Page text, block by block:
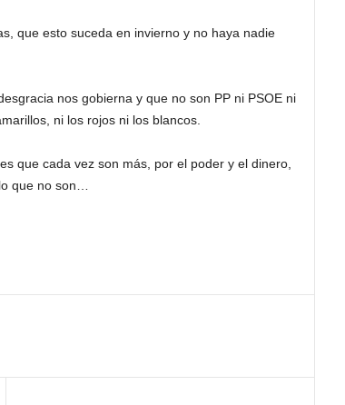
que esto suceda en invierno y no haya nadie
nos gobierna y que no son PP ni PSOE ni
ni los rojos ni los blancos.
que cada vez son más, por el poder y el dinero,
que no son…